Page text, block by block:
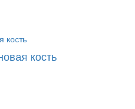
кость